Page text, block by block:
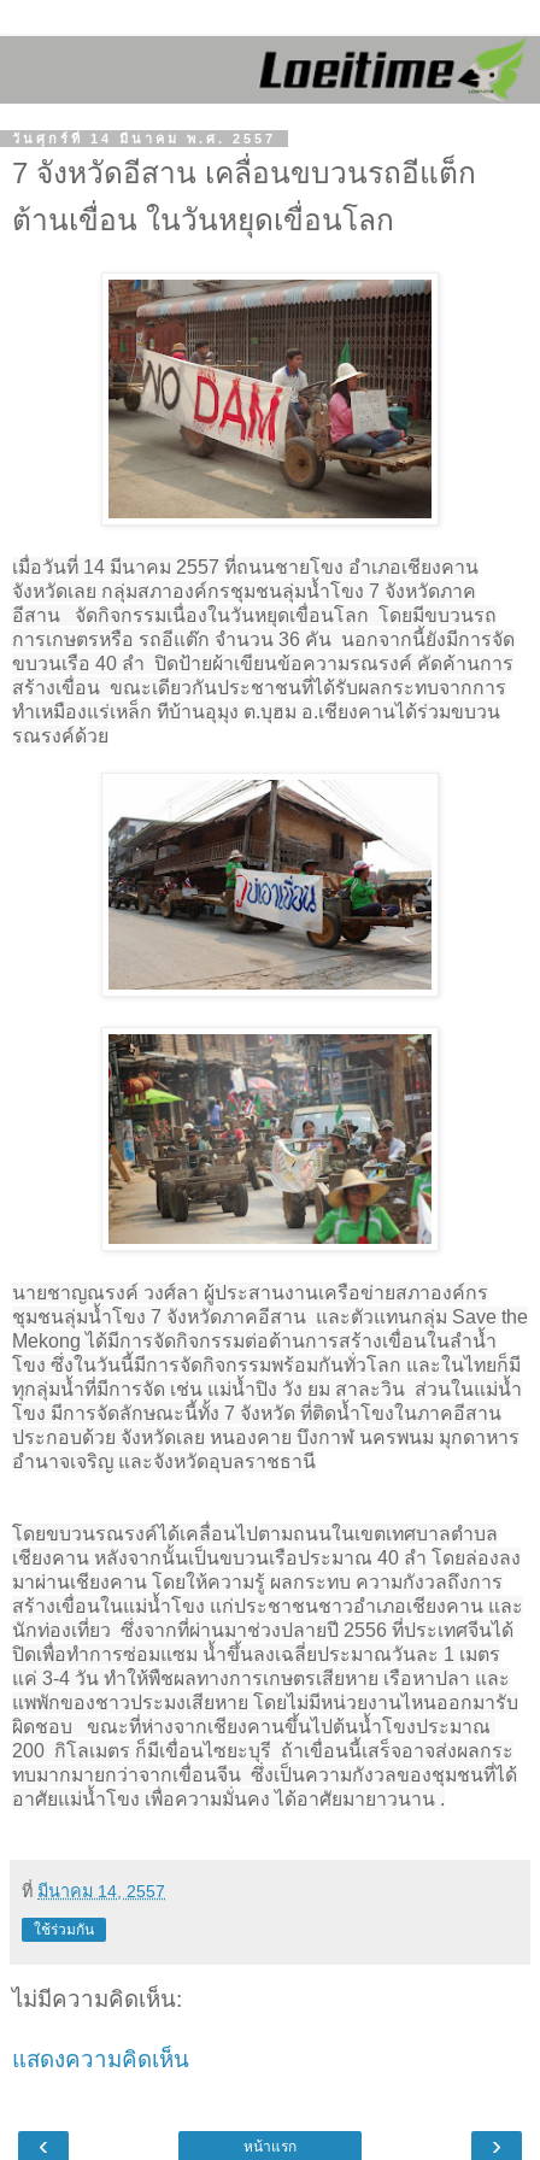
วันศุกร์ที่ 14 มีนาคม พ.ศ. 2557
7 จังหวัดอีสาน เคลื่อนขบวนรถอีแต็ก
ต้านเขื่อน ในวันหยุดเขื่อนโลก
เมื่อวันที่ 14 มีนาคม 2557 ที่ถนนชายโขง อำเภอเชียงคาน
จังหวัดเลย กลุ่มสภาองค์กรชุมชนลุ่มน้ำโขง 7 จังหวัดภาค
อีสาน จัดกิจกรรมเนื่องในวันหยุดเขื่อนโลก โดยมีขบวนรถ
การเกษตรหรือ รถอีแต๊ก จำนวน 36 คัน นอกจากนี้ยังมีการจัด
ขบวนเรือ 40 ลำ ปิดป้ายผ้าเขียนข้อความรณรงค์ คัดค้านการ
สร้างเขื่อน ขณะเดียวกันประชาชนที่ได้รับผลกระทบจากการ
ทำเหมืองแร่เหล็ก ทีบ้านอุมุง ต.บุฮม อ.เชียงคานได้ร่วมขบวน
รณรงค์ด้วย
นายชาญณรงค์ วงศ์ลา ผู้ประสานงานเครือข่ายสภาองค์กร
ชุมชนลุ่มน้ำโขง 7 จังหวัดภาคอีสาน และตัวแทนกลุ่ม Save the
Mekongได้มีการจัดกิจกรรมต่อต้านการสร้างเขื่อนในลำน้ำ
โขง ซึ่งในวันนี้มีการจัดกิจกรรมพร้อมกันทั่วโลก และในไทยก็มี
ทุกลุ่มน้ำที่มีการจัด เช่น แม่น้ำปิง วัง ยม สาละวิน ส่วนในแม่น้ำ
โขง มีการจัดลักษณะนี้ทั้ง 7 จังหวัด ที่ติดน้ำโขงในภาคอีสาน
ประกอบด้วย จังหวัดเลย หนองคาย บึงกาฬ นครพนม มุกดาหาร
อำนาจเจริญ และจังหวัดอุบลราชธานี
โดยขบวนรณรงค์ได้เคลื่อนไปตามถนนในเขตเทศบาลตำบล
เชียงคาน หลังจากนั้นเป็นขบวนเรือประมาณ 40 ลำ โดยล่องลง
มาผ่านเชียงคาน โดยให้ความรู้ ผลกระทบ ความกังวลถึงการ
สร้างเขื่อนในแม่น้ำโขง แก่ประชาชนชาวอำเภอเชียงคาน และ
นักท่องเที่ยว ซึ่งจากที่ผ่านมาช่วงปลายปี 2556 ที่ประเทศจีนได้
ปิดเพื่อทำการซ่อมแซม น้ำขึ้นลงเฉลี่ยประมาณวันละ 1 เมตร
แค่ 3-4 วัน ทำให้พืชผลทางการเกษตรเสียหาย เรือหาปลา และ
แพพักของชาวประมงเสียหาย โดยไม่มีหน่วยงานไหนออกมารับ
ผิดชอบ
ขณะที่ห่างจากเชียงคานขึ้นไปต้นน้ำโขงประมาณ
200 กิโลเมตร ก็มีเขื่อนไซยะบุรี ถ้าเขื่อนนี้เสร็จอาจส่งผลกระ
ทบมากมายกว่าจากเขื่อนจีน ซึ่งเป็นความกังวลของชุมชนที่ได้
อาศัยแม่น้ำโขง เพื่อความมั่นคง ได้อาศัยมายาวนาน .
ที่ มีนาคม 14, 2557
ใช้ร่วมกัน
ไม่มีความคิดเห็น:
แสดงความคิดเห็น
‹ ›
หน้าแรก